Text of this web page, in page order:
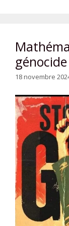
18 novembre